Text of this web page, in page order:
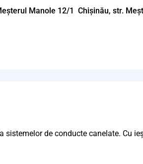
Chișinău, str.
de conducte canelate. Cu